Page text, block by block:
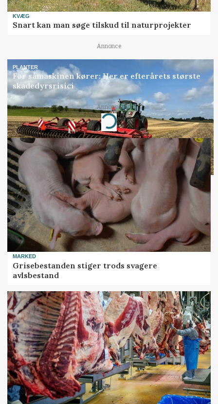
KVÆG
Snart kan man søge tilskud til naturprojekter
Annonce
PLANTER
Før såmaskinen kører: Her er efterårets største
skadedyrsrisici
Annonce
Loading...
MARKED
Grisebestanden stiger trods svagere
avlsbestand